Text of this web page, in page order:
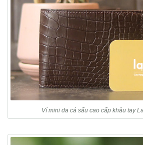
Ví mini da cá sấu cao cấp khâu tay